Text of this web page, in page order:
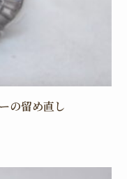
の留め直し